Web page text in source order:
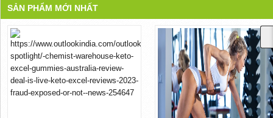
SẢN PHẨM MỚI NHẤT